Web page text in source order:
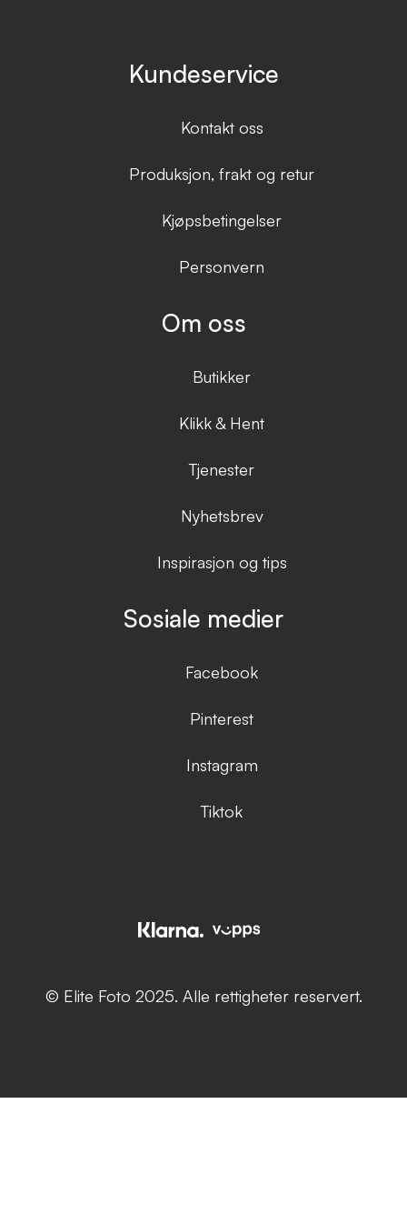
Kundeservice
Kontakt oss
Produksjon, frakt og retur
Kjøpsbetingelser
Personvern
Om oss
Butikker
Klikk & Hent
Tjenester
Nyhetsbrev
Inspirasjon og tips
Sosiale medier
Facebook
Pinterest
Instagram
Tiktok
© Elite Foto 2025. Alle rettigheter reservert.